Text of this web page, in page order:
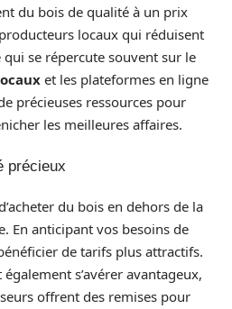
du bois de qualité à un prix
locaux qui réduisent
se répercute souvent sur le
et les plateformes en ligne
précieuses ressources pour
les meilleures affaires.
précieux
du bois en dehors de la
En anticipant vos besoins de
de tarifs plus attractifs.
s’avérer avantageux,
offrent des remises pour